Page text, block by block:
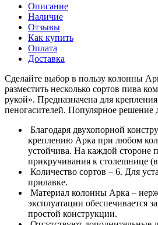
Описание
Наличие
Отзывы
Как купить
Оплата
Доставка
Сделайте выбор в пользу колонны
разместить несколько сортов пива
рукой». Предназначена для
пеногасителей. Популярное решение
Благодаря двухопорной
креплению Арка при любом
устойчива. На каждой стороне
прикручивания к столешнице
Количество сортов – 6. Для
прилавке.
Материал колонны Арка –
эксплуатации обеспечивается
простой конструкции.